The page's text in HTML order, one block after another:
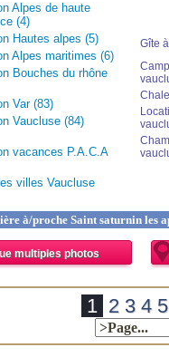
Alpes de haute
(4)
Hautes alpes (5)
Alpes maritimes (6)
Bouches du rhône
Var (83)
Vaucluse (84)
vacances P.A.C.A
villes Vaucluse
Gîte
à/proche Saint saturnin les
multiples photos
1 2 3 4 5